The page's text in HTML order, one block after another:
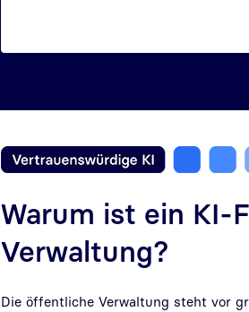
Warum ist ein KI-
Verwaltung?
Die öffentliche Verwaltung steht vor